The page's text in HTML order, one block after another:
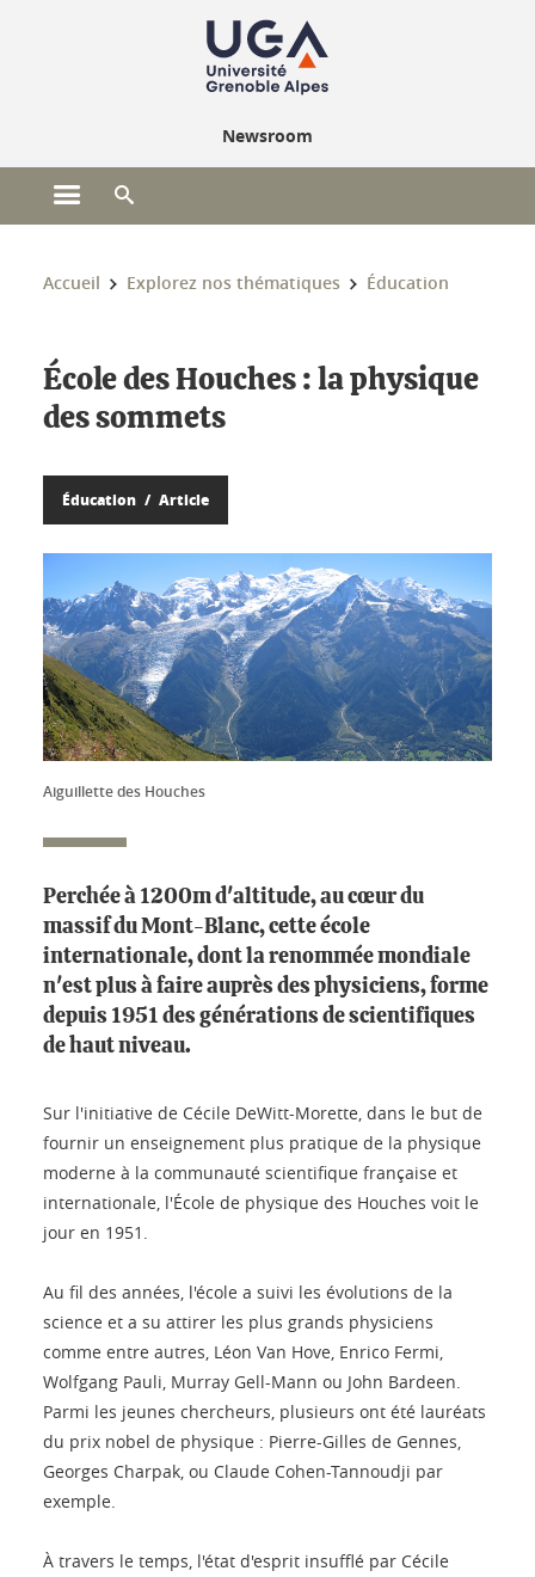
Newsroom
Ouvrir le menu principal
Vous êtes ici :
Accueil Explorez nos thématiques Éducation
École des Houches : la physique
des sommets
Éducation Article
Aiguillette des Houches
Perchée à 1200m d'altitude, au cœur du
massif du Mont-Blanc, cette école
internationale, dont la renommée mondiale
n'est plus à faire auprès des physiciens, forme
depuis 1951 des générations de scientifiques
de haut niveau.
Sur l'initiative de Cécile DeWitt-Morette, dans le but de
fournir un enseignement plus pratique de la physique
moderne à la communauté scientifique française et
internationale, l'École de physique des Houches voit le
jour en 1951.
Au fil des années, l'école a suivi les évolutions de la
science et a su attirer les plus grands physiciens
comme entre autres, Léon Van Hove, Enrico Fermi,
Wolfgang Pauli, Murray Gell-Mann ou John Bardeen.
Parmi les jeunes chercheurs, plusieurs ont été lauréats
du prix nobel de physique : Pierre-Gilles de Gennes,
Georges Charpak, ou Claude Cohen-Tannoudji par
exemple.
À travers le temps, l'état d'esprit insufflé par Cécile